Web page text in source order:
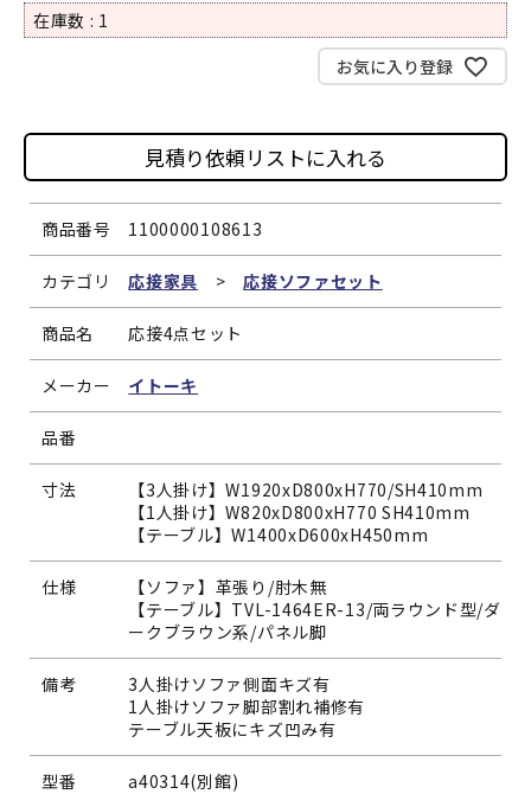
在庫数
1
お気に入り登録
見積り依頼リストに入れる
商品番号 1100000108613
カテゴリ 応接家具 >応接ソファセット
商品名 応接4点セット
メーカー イトーキ
品番
寸法
【3人掛け】W1920xD800xH770/SH410mm
【1人掛け】W820xD800xH770 SH410mm
【テーブル】W1400xD600xH450mm
仕様
【ソファ】革張り/肘木無
【テーブル】TVL-1464ER-13/両ラウンド型/ダ
ークブラウン系/パネル脚
備考
3人掛けソファ側面キズ有
1人掛けソファ脚部割れ補修有
テーブル天板にキズ凹み有
型番 a40314(別館)